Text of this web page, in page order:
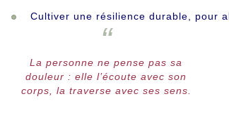
Cultiver une résilience durable, pour
La personne ne pense pas sa
douleur : elle l’écoute avec son
corps, la traverse avec ses sens.